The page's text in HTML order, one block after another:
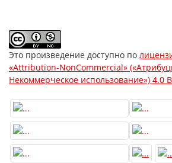
Это произведение доступно по
«Attribution-NonCommercial»
Некоммерческое использование») 4.0